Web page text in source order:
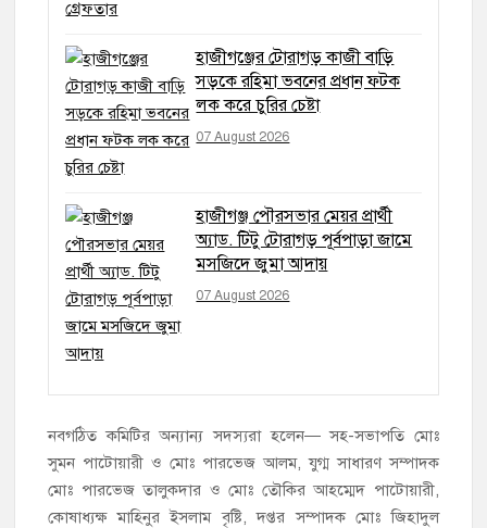
হাজীগঞ্জের টোরাগড় কাজী বাড়ি
সড়কে রহিমা ভবনের প্রধান ফটক
লক করে চুরির চেষ্টা
07 August 2026
হাজীগঞ্জ পৌরসভার মেয়র প্রার্থী
অ্যাড. টিটু টোরাগড় পূর্বপাড়া জামে
মসজিদে জুমা আদায়
07 August 2026
নবগঠিত কমিটির অন্যান্য সদস্যরা হলেন— সহ-সভাপতি মোঃ
সুমন পাটোয়ারী ও মোঃ পারভেজ আলম, যুগ্ম সাধারণ সম্পাদক
মোঃ পারভেজ তালুকদার ও মোঃ তৌকির আহম্মেদ পাটোয়ারী,
কোষাধ্যক্ষ মাহিনুর ইসলাম বৃষ্টি, দপ্তর সম্পাদক মোঃ জিহাদুল